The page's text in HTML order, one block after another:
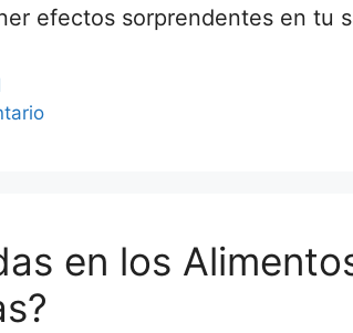
efectos sorprendentes en tu
en los